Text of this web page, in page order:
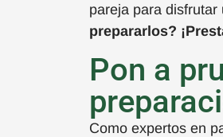
pareja para disfrutar
preparar os? ¡Pre
Pon a
Como expertos en